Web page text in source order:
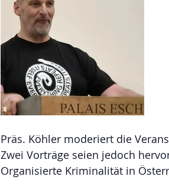
Präs. Köhler moderiert die
Zwei Vorträge seien jedoch
Organisierte Kriminalität in